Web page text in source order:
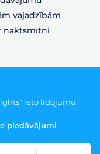
vajadzībām
naktsmītni
lēto lidojumu
piedāvājumi